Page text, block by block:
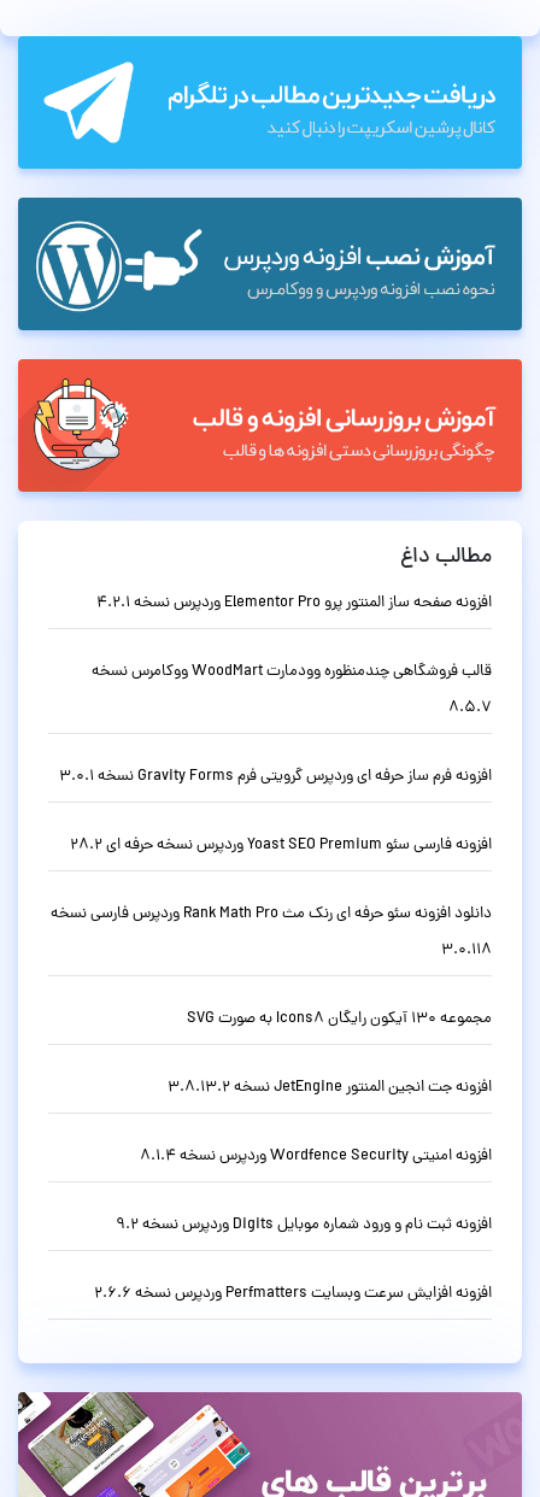
مطالب داغ
افزونه صفحه ساز المنتور پرو Elementor Pro وردپرس نسخه 4.2.1
قالب فروشگاهی چندمنظوره وودمارت WoodMart ووکامرس نسخه
8.5.7
افزونه فرم ساز حرفه ای وردپرس گرویتی فرم Gravity Forms نسخه 3.0.1
افزونه فارسی سئو Yoast SEO Premium وردپرس نسخه حرفه ای 28.2
دانلود افزونه سئو حرفه ای رنک مث Rank Math Pro وردپرس فارسی نسخه
3.0.118
مجموعه 130 آیکون رایگان Icons8 به صورت SVG
افزونه جت انجین المنتور JetEngine نسخه 3.8.13.2
افزونه امنیتی Wordfence Security وردپرس نسخه 8.1.4
افزونه ثبت نام و ورود شماره موبایل Digits وردپرس نسخه 9.2
افزونه افزایش سرعت وبسایت Perfmatters وردپرس نسخه 2.6.6